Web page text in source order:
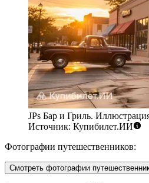
JPs Бар и Гриль.
Источник: Купибилет.ИИ
Фотографии путешественников:
Смотреть фотографии